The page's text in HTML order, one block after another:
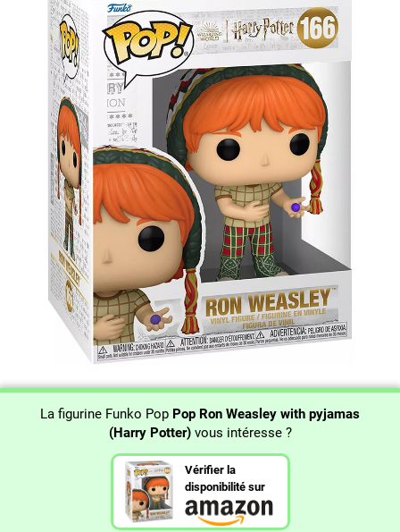
La figurine Funko Pop Pop Ron Weasley with pyjamas
(Harry Potter)vous intéresse ?
Vérifier la
disponibilité sur